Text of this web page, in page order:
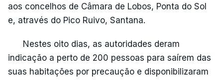
aos concelhos de Câmara de Lobos, Ponta do Sol
e, através do Pico Ruivo, Santana.
Nestes oito dias, as autoridades deram
indicação a perto de 200 pessoas para saírem das
suas habitações por precaução e disponibilizaram